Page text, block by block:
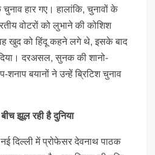
हार गए। हालांकि, चुनावों के
वोटरों को लुभाने की कोशिश
खुद को हिंदू कहने लगे थे, इसके बाद
दिया। दरअसल, सुनक की शानो-
बयानों ने उन्हें ब्रिटिश चुनाव
झूल रही है दुनिया
नई दिल्ली में प्रोफेसर देवनाथ पाठक